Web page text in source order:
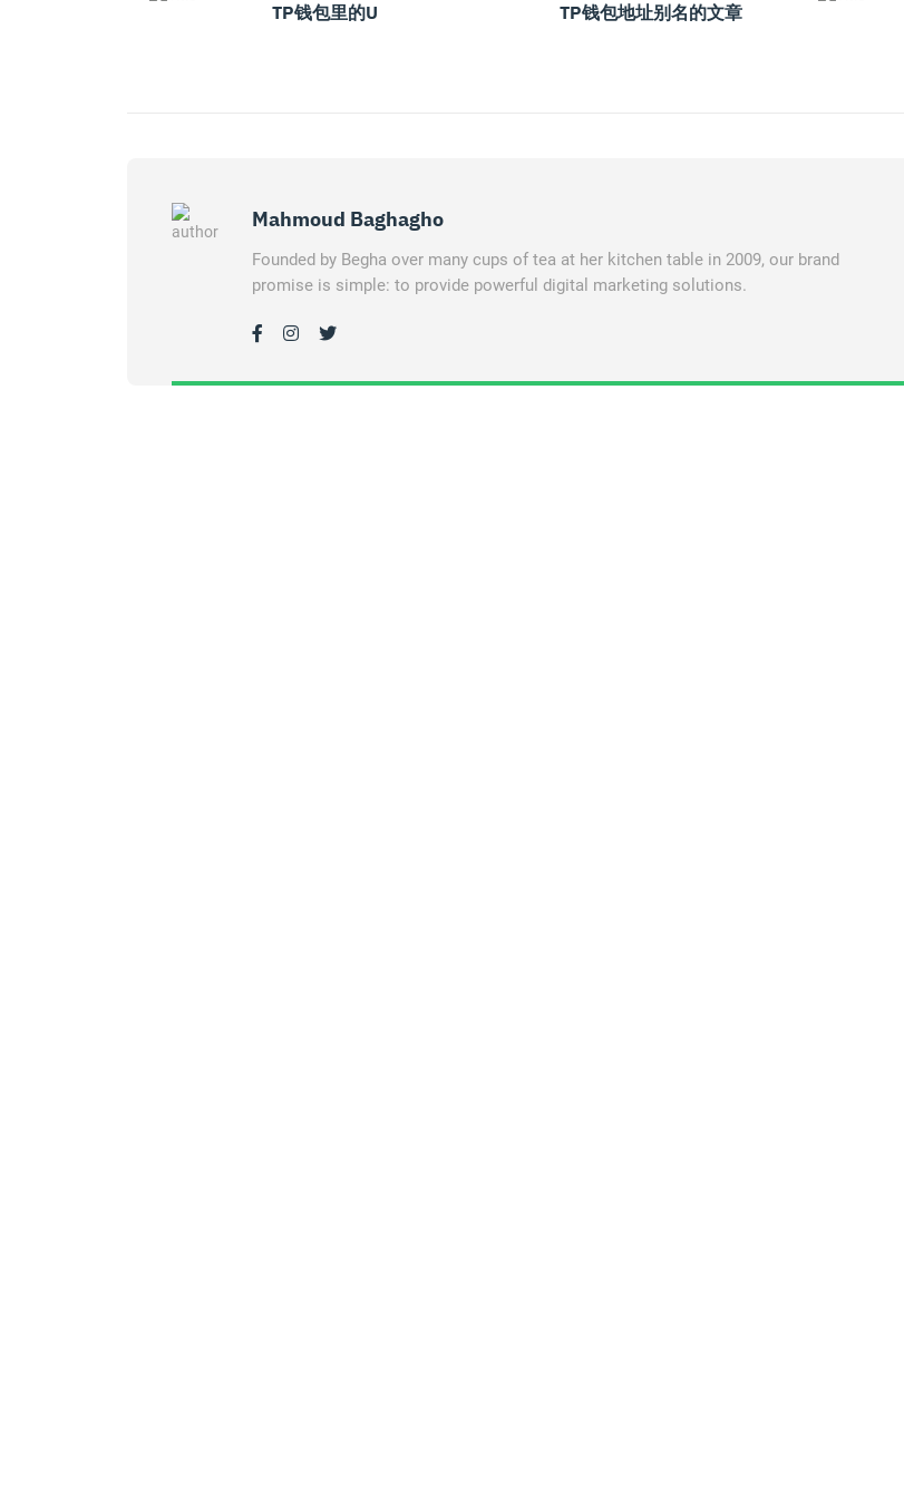
TP钱包里的u TP钱包地址别名的文章
Mahmoud Baghagho
Founded by Begha over many cups of tea at her kitchen table in 2009, our brand
promise is simple: to provide powerful digital marketing solutions.